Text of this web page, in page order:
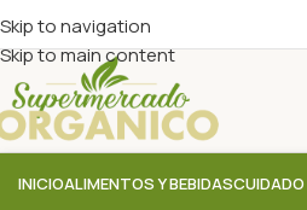
Skip to navigation
Skip to main content
INICIOALIMENTOS Y BEBIDASCUIDADO